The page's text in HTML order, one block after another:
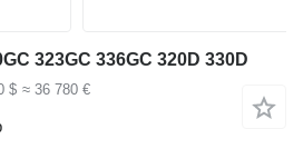
323GC 336GC 320D 330D
$ ≈ 36 780 €